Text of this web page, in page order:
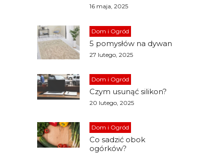
16 maja, 2025
Dom i Ogród
5 pomysłów na dywan
27 lutego, 2025
Dom i Ogród
Czym usunąć silikon?
20 lutego, 2025
Dom i Ogród
Co sadzić obok
ogórków?